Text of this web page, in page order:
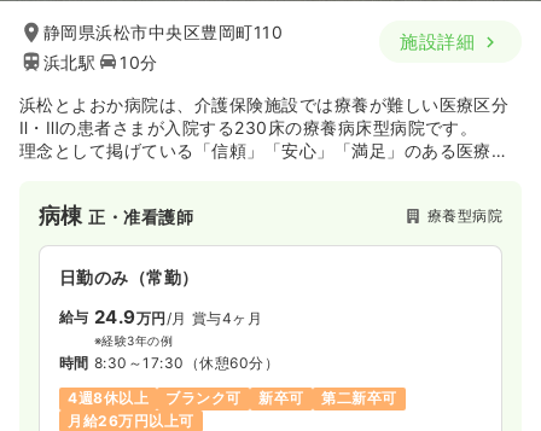
静岡県浜松市中央区豊岡町110
浜北駅
10分
施設詳細
浜松とよおか病院は、介護保険施設では療養が難しい医療区分
Ⅱ・Ⅲの患者さまが入院する230床の療養病床型病院です。
理念として掲げている「信頼」「安心」「満足」のある医療・
病棟正・准看護師 療養型病院
日勤のみ（常勤）
給与 24.9万円/月 賞与4ヶ月
※経験3年の例
時間 8:30～17:30 （休憩60分）
4週8休以上
ブランク可 新卒可
第二新卒可
月給26万円以上可